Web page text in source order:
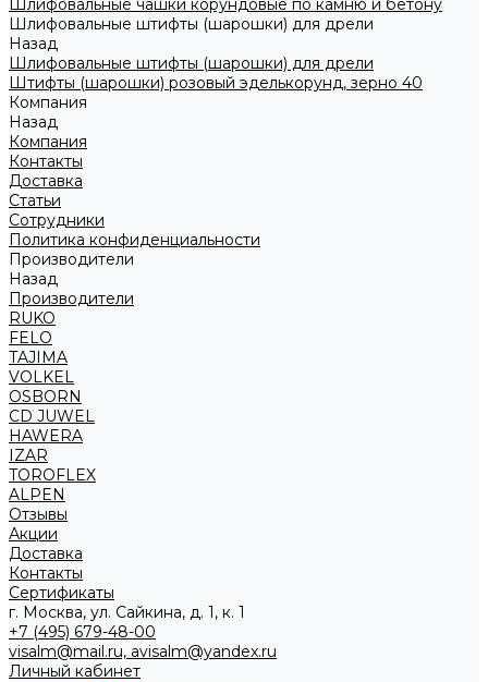
Шлифовальные чашки корундовые по камню и бетону
Шлифовальные штифты (шарошки) для дрели
Назад
Шлифовальные штифты (шарошки) для дрели
Штифты (шарошки) розовый эделькорунд, зерно 40
Компания
Назад
Компания
Контакты
Доставка
Статьи
Сотрудники
Политика конфиденциальности
Производители
Назад
Производители
RUKO
FELO
TAJIMA
VOLKEL
OSBORN
CD JUWEL
HAWERA
IZAR
TOROFLEX
ALPEN
Отзывы
Акции
Доставка
Контакты
Сертификаты
г. Москва, ул. Сайкина, д. 1, к. 1
+7 (495) 679-48-00
visalm@mail.ru, avisalm@yandex.ru
Личный кабинет